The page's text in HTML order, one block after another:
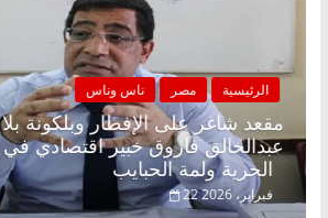
الرئيسية مصر ناس وناس
مقعد شاغر على الإفطار وبلكونة
عبدالخالق فاروق خبير اقتصادي في
22 فبراير، 2026